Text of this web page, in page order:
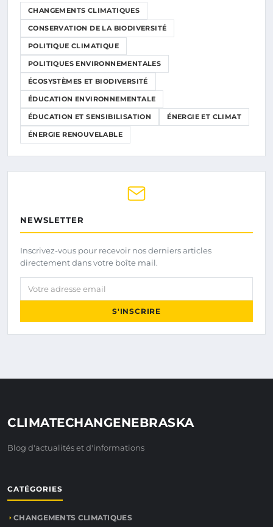
CHANGEMENTS CLIMATIQUES
CONSERVATION DE LA BIODIVERSITÉ
POLITIQUE CLIMATIQUE
POLITIQUES ENVIRONNEMENTALES
ÉCOSYSTÈMES ET BIODIVERSITÉ
ÉDUCATION ENVIRONNEMENTALE
ÉDUCATION ET SENSIBILISATION ÉNERGIE ET CLIMAT
ÉNERGIE RENOUVELABLE
NEWSLETTER
Inscrivez-vous pour recevoir nos derniers articles
directement dans votre boîte mail.
Votre adresse email
S'INSCRIRE
CLIMATECHANGENEBRASKA
Blog d'actualités et d'informations
CATÉGORIES
CHANGEMENTS CLIMATIQUES